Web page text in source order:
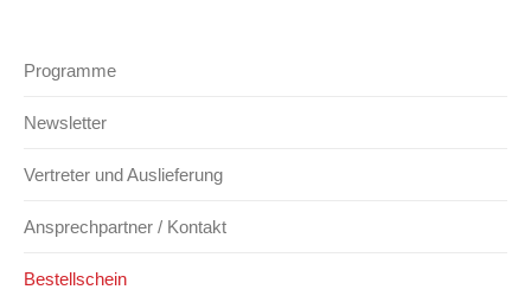
Programme
Newsletter
Vertreter und Auslieferung
Ansprechpartner / Kontakt
Bestellschein